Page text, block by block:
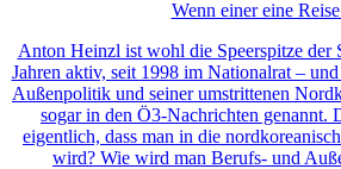
Wenn einer eine
Anton Heinzl ist wohl die Speerspitze der
Jahren aktiv, seit 1998 im Nationalrat –
Außenpolitik und seiner umstrittenen
sogar in den Ö3-Nachrichten genannt.
eigentlich, dass man in die
wird? Wie wird man Berufs- und